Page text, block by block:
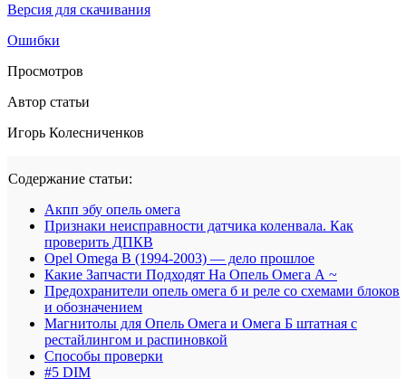
Версия для скачивания
Ошибки
Просмотров
Автор статьи
Игорь Колесниченков
Содержание статьи:
Акпп эбу опель омега
Признаки неисправности датчика коленвала. Как
проверить ДПКВ
Opel Omega B (1994-2003) — дело прошлое
Какие Запчасти Подходят На Опель Омега А ~
Предохранители опель омега б и реле со схемами блоков
и обозначением
Магнитолы для Опель Омега и Омега Б штатная с
рестайлингом и распиновкой
Способы проверки
#5 DIM